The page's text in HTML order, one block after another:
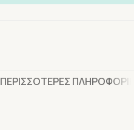
ΠΕΡΙΣΣΟΤΕΡΕΣ